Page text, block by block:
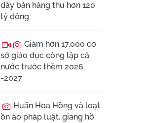
dây bán hàng thu hơn 120
tỷ đồng
Giảm hơn 17.000 cơ
sở giáo dục công lập cả
nước trước thềm 2026
-2027
Huấn Hoa Hồng và loạt
ồn ào pháp luật, giang hồ